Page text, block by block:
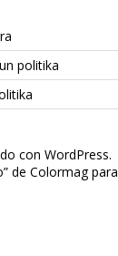
politika
con WordPress.
de Colormag para